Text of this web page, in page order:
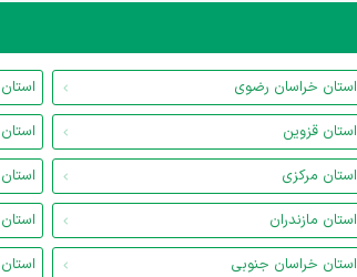
استان خراسان رضوی
استان
استان قزوین
استان مرکزی
استان مازندران
استان خراسان جنوبی